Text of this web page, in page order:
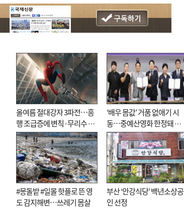
올여름 절대강자 3파전…흥
행 조급증에 변칙·무리수 마
케팅도
‘배우 몸값’ 거품 없애기 시
동…중예산영화 한정돼 실
효성 의문도
#몽돌밭 #일몰 핫플로 뜬 영
도 감지해변…쓰레기 몸살
부산 ‘안강식당’ 백년소상공
인 선정